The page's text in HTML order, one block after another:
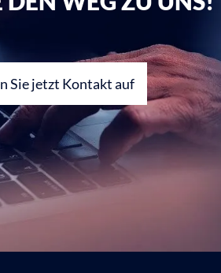
Sie jetzt Kontakt auf